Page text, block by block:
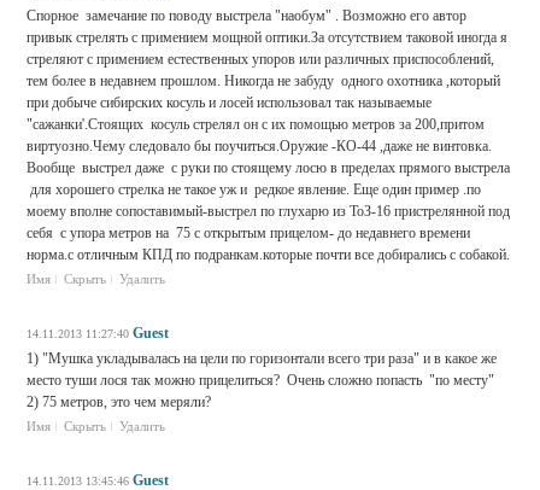
Спорное замечание по поводу выстрела "наобум" . Возможно его автор
привык стрелять с примением мощной оптики.За отсутствием таковой иногда я
стреляют с примением естественных упоров или различных приспособлений,
тем более в недавнем прошлом. Никогда не забуду одного охотника ,который
при добыче сибирских косуль и лосей использовал так называемые
"сажанки'.Стоящих косуль стрелял он с их помощью метров за 200,притом
виртуозно.Чему следовало бы поучиться.Оружие -КО-44 ,даже не винтовка.
Вообще выстрел даже с руки по стоящему лосю в пределах прямого выстрела
для хорошего стрелка не такое уж и редкое явление. Еще один пример .по
моему вполне сопоставимый-выстрел по глухарю из ТоЗ-16 пристрелянной под
себя с упора метров на 75 с открытым прицелом- до недавнего времени
норма.с отличным КПД по подранкам.которые почти все добирались с собакой.
Имя Скрыть Удалить
14.11.2013 11:27:40 Guest
1) "Мушка укладывалась на цели по горизонтали всего три раза" и в какое же
место туши лося так можно прицелиться? Очень сложно попасть "по месту"
2) 75 метров, это чем меряли?
Имя Скрыть Удалить
14.11.2013 13:45:46 Guest